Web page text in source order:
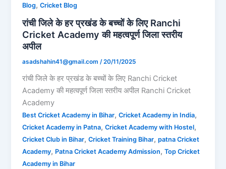
Blog,Cricket Blog
रांची जिले के हर प्रखंड के बच्चों के लिए Ranchi
Cricket Academy की महत्वपूर्ण जिला स्तरीय
अपील
asadshahin41@gmail.com/20/11/2025
रांची जिले के हर प्रखंड के बच्चों के लिए Ranchi Cricket
Academy की महत्वपूर्ण जिला स्तरीय अपील Ranchi Cricket
Academy
Best Cricket Academy in Bihar,Cricket Academy in India,
Cricket Academy in Patna,Cricket Academy with Hostel,
Cricket Club in Bihar,Cricket Training Bihar,patna Cricket
Academy, Patna Cricket Academy Admission,Top Cricket
Academy in Bihar